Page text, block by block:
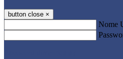
button close ×
Nome